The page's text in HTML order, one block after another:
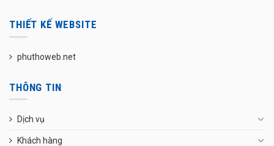
THIẾT KẾ WEBSITE
phuthoweb.net
THÔNG TIN
Dịch vụ
Khách hàng